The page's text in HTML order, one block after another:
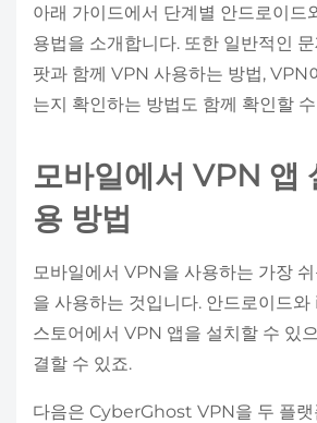
아래 가이드에서 단계별 안드로이드
용법을 소개합니다. 또한 일반적인
팟과 함께 VPN 사용하는 방법, VPN
는지 확인하는 방법도 함께 확인할
모바일에서 VPN 앱
용 방법
모바일에서 VPN을 사용하는 가장
을 사용하는 것입니다. 안드로이드와
스토어에서 VPN 앱을 설치할 수 있
결할 수 있죠.
다음은 CyberGhost VPN을 두 플랫